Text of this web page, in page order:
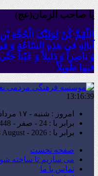
یا صاحب الزمان(عج)
اللّهُمَّ کُنْ لِوَلِیِّکَ الْحُجَّةِ
آبائِهِ فی هذِهِ السّاعَةِ وَ
‏وَ ناصِراً وَ دَلیلاً وَ عَیْناً
فیها طَویلاً
13:16:41
امروز : شنبه - ۱۷ مرداد - ۱۴۰۵
برابر با : 24 - صفر - 1448
برابر با : Saturday - 8 August - 2026
صفحه نخست
می سازیم تا ساخته
تماس با ما